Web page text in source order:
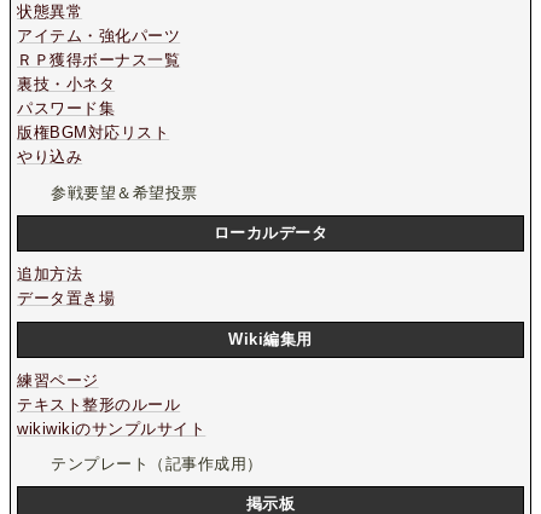
状態異常
アイテム・強化パーツ
ＲＰ獲得ボーナス一覧
裏技・小ネタ
パスワード集
版権BGM対応リスト
やり込み
参戦要望＆希望投票
ローカルデータ
追加方法
データ置き場
Wiki編集用
練習ページ
テキスト整形のルール
wikiwikiのサンプルサイト
テンプレート（記事作成用）
掲示板